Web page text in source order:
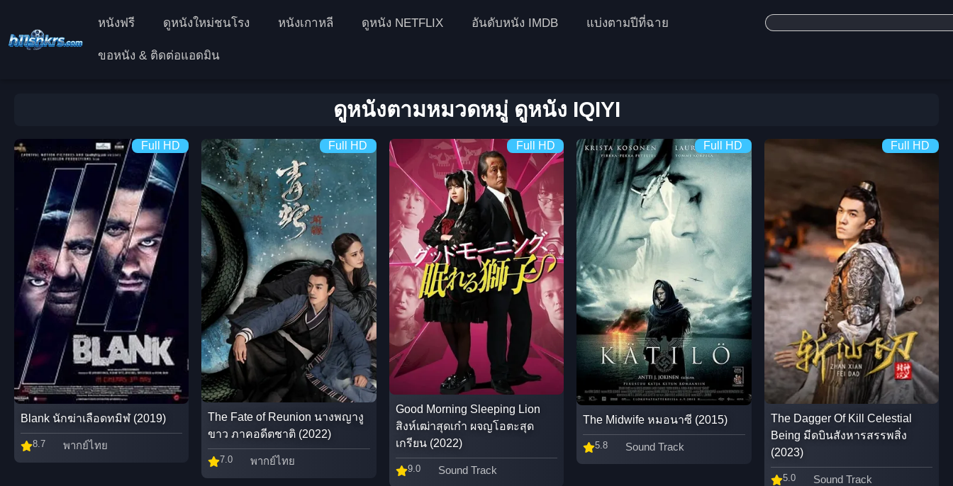
หนังฟรี ดูหนังใหม่ชนโรง หนังเกาหลี ดูหนัง NETFLIX อันดับหนัง IMDB แบ่งตามปีที่ฉาย
ขอหนัง & ติดต่อแอดมิน
ดูหนังตามหมวดหมู่ ดูหนัง IQIYI
Full HD
Blank นักฆ่าเลือดทมิฬ (2019)
8.7 พากย์ไทย
Full HD
The Fate of Reunion นางพญางู
ขาว ภาคอดีตชาติ (2022)
7.0 พากย์ไทย
Full HD
Good Morning Sleeping Lion
สิงห์เฒ่าสุดเก๋า ผจญโอตะสุด
เกรียน (2022)
9.0 Sound Track
Full HD
The Midwife หมอนาซี (2015)
5.8 Sound Track
Full HD
The Dagger Of Kill Celestial
Being มีดบินสังหารสรรพสิ่ง
(2023)
5.0 Sound Track